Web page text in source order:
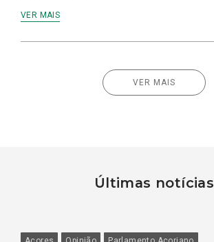
VER MAIS
VER MAIS
Últimas notícias